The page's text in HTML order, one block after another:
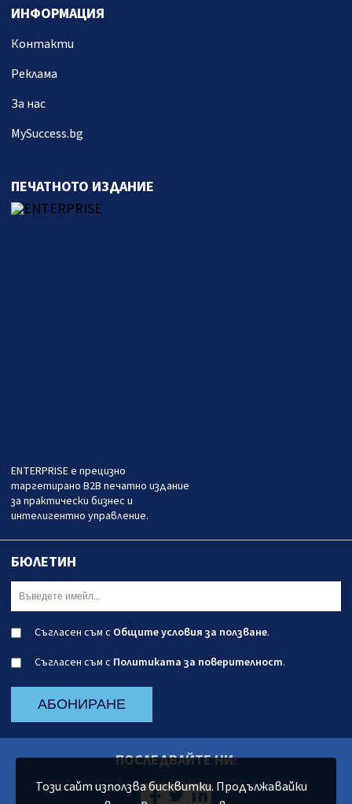
ИНФОРМАЦИЯ
Контакти
Реклама
За нас
MySuccess.bg
ПЕЧАТНОТО ИЗДАНИЕ
ENTERPRISE е прецизно
таргетирано B2B печатно издание
за практически бизнес и
интелигентно управление.
БЮЛЕТИН
Съгласен съм с Общите условия за ползване.
Съгласен съм с Политиката за поверителност.
АБОНИРАНЕ
ПОСЛЕДВАЙТЕ НИ:
Този сайт използва бисквитки. Продължавайки